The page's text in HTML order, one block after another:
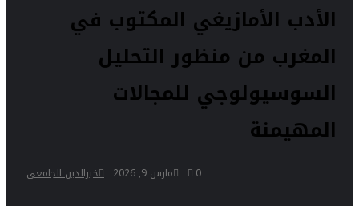
الأدب الأمازيغي المكتوب في
المغرب من منظور التحليل
السوسيولوجي للمجالات
المهيمنة
خيرالدين الجامعي مارس 9, 2026 0